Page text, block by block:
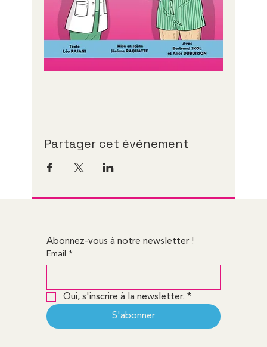
Partager cet événement
Abonnez-vous à notre newsletter !
Email *
Oui, s'inscrire à la newsletter. *
S'abonner